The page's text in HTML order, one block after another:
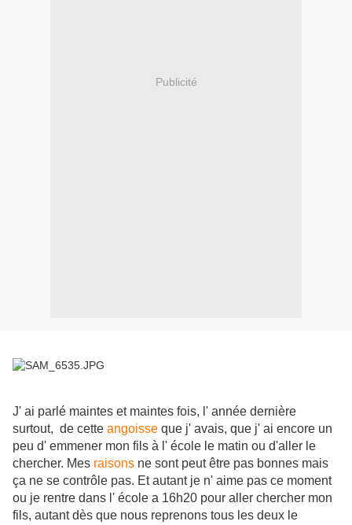
Publicité
J' ai parlé maintes et maintes fois, l' année dernière
surtout, de cette angoisse que j' avais, que j' ai encore un
peu d' emmener mon fils à l' école le matin ou d'aller le
chercher. Mes raisons ne sont peut être pas bonnes mais
ça ne se contrôle pas. Et autant je n' aime pas ce moment
ou je rentre dans l' école a 16h20 pour aller chercher mon
fils, autant dès que nous reprenons tous les deux le